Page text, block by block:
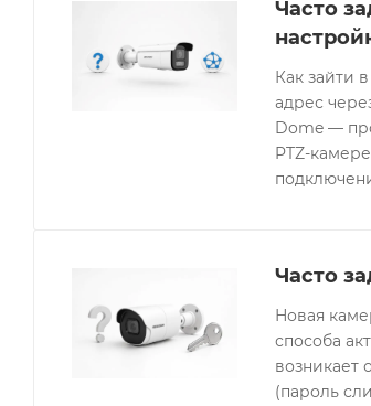
Часто
Как зайти
адрес
Dome —
PTZ-
Часто
Новая
способа
возникает
(пароль